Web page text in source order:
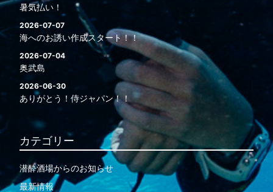
暑気払い！
2026-07-07
海へのお誘い作成スタート！！
2026-07-04
奥武島
2026-06-30
ありがとう！侍ジャパン！！
カテゴリー
潜酔酒場からのお知らせ
最新情報